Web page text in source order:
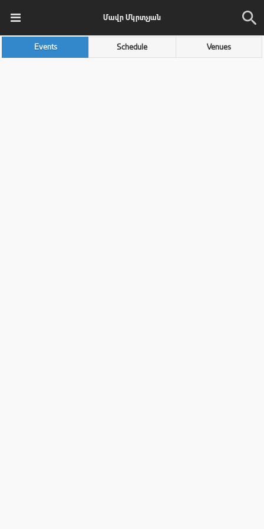
Մավր Մկրտչյան
Events Schedule Venues